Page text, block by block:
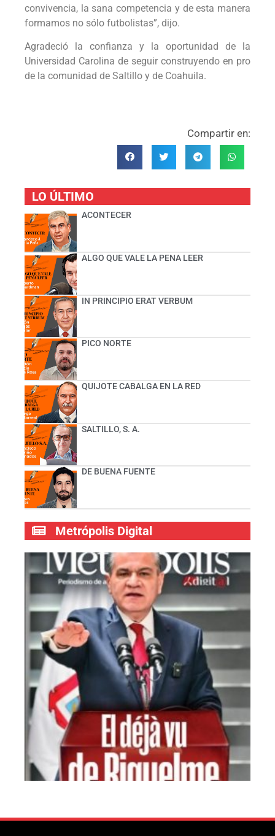
convivencia, la sana competencia y de esta manera
formamos no sólo futbolistas”, dijo.
Agradeció la confianza y la oportunidad de la
Universidad Carolina de seguir construyendo en pro
de la comunidad de Saltillo y de Coahuila.
Compartir en:
LO ÚLTIMO
ACONTECER
ALGO QUE VALE LA PENA LEER
IN PRINCIPIO ERAT VERBUM
PICO NORTE
QUIJOTE CABALGA EN LA RED
SALTILLO, S. A.
DE BUENA FUENTE
Metrópolis Digital